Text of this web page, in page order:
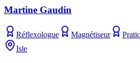
Martine Gaudin
Réflexologue Magnétiseur
Isle